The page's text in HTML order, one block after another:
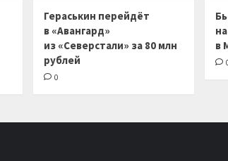
Гераськин перейдёт
в «Авангард»
из «Северстали» за 80 млн
рублей
0
в